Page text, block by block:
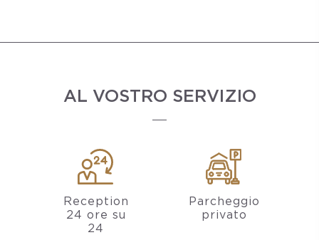
AL VOSTRO SERVIZIO
Reception
24 ore su
24
Parcheggio
privato